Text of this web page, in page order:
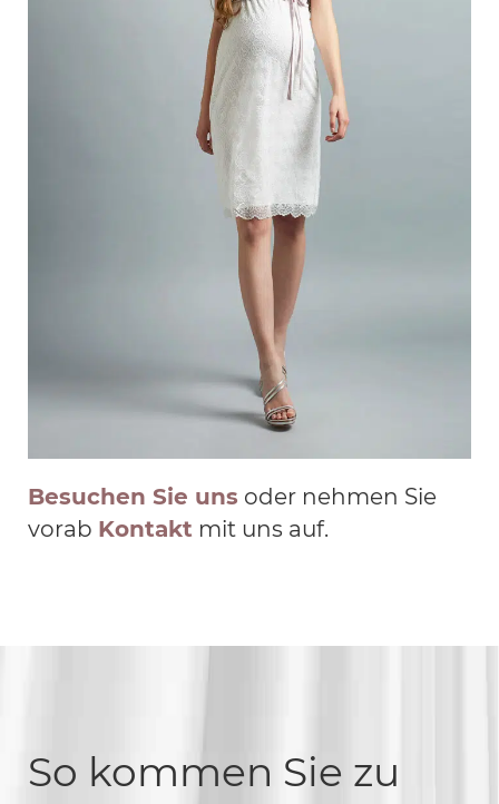
Besuchen Sie uns oder nehmen Sie
vorab Kontakt mit uns auf.
So kommen Sie zu